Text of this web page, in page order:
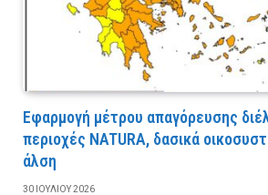
Εφαρμογή μέτρου απαγόρευσης
περιοχές NATURA, δασικά
άλση
30 ΙΟΥΛΊΟΥ 2026